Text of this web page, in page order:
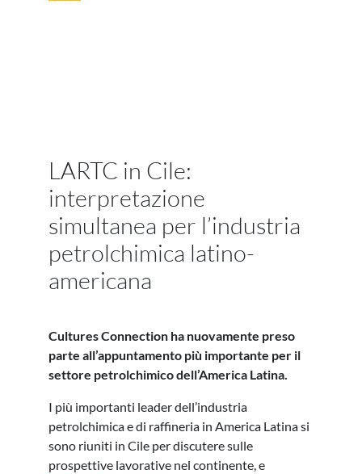
LARTC in Cile:
interpretazione
simultanea per l’industria
petrolchimica latino-
americana
Cultures Connection ha nuovamente preso
parte all’appuntamento più importante per il
settore petrolchimico dell’America Latina.
I più importanti leader dell’industria
petrolchimica e di raffineria in America Latina si
sono riuniti in Cile per discutere sulle
prospettive lavorative nel continente, e